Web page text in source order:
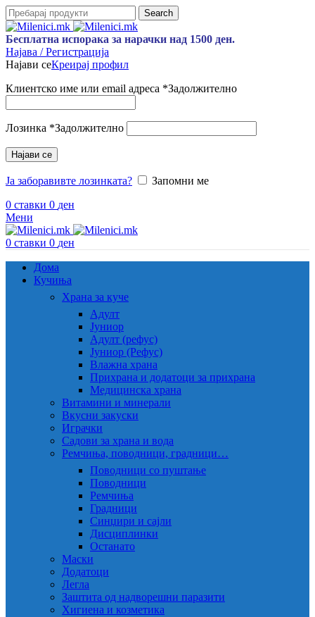
Search
Бесплатна испорака за нарачки над 1500 ден.
Најава / Регистрација
Најави сеКреирај профил
Клиентско име или email адреса *Задолжително
Лозинка *Задолжително
Најави се
Ја заборавивте лозинката?
Запомни ме
0 ставки 0 ден
Мени
0 ставки 0 ден
Дома
Кучиња
Храна за куче
Адулт
Јуниор
Адулт (рефус)
Јуниор (Рефус)
Влажна храна
Прихрана и додатоци за прихрана
Медицинска храна
Витамини и минерали
Вкусни закуски
Играчки
Садови за храна и вода
Ремчиња, поводници, градници…
Поводници со пуштање
Поводници
Ремчиња
Градници
Синџири и сајли
Дисциплинки
Останато
Маски
Додатоци
Легла
Заштита од надворешни паразити
Хигиена и козметика